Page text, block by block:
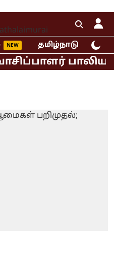
தமிழ்நாடு
பாலியல்